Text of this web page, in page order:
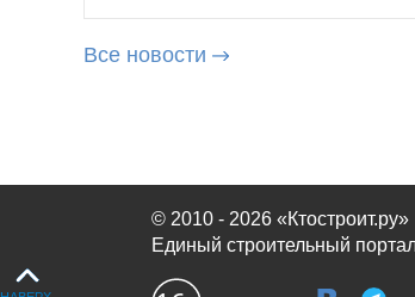
Все новости
© 2010 - 2026 «Ктостроит.ру»
Единый строительный